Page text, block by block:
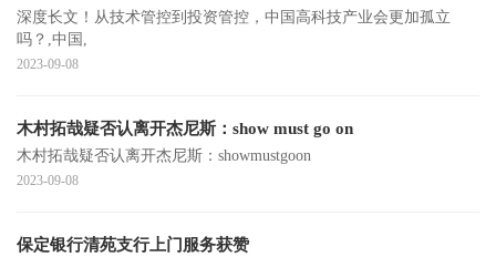
深度长文！从技术管控到投资管控，中国高科技产业会更加孤立
吗？,中国,
2023-09-08
木村拓哉疑否认离开杰尼斯：show must go on
木村拓哉疑否认离开杰尼斯：showmustgoon
2023-09-08
保定银行清苑支行上门服务获赞